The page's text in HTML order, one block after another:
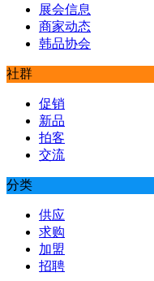
展会信息
商家动态
韩品协会
社群
促销
新品
拍客
交流
分类
供应
求购
加盟
招聘